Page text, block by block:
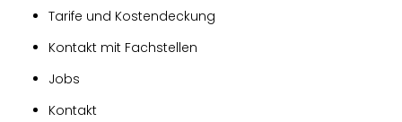
Tarife und Kostendeckung
Kontakt mit Fachstellen
Jobs
Kontakt